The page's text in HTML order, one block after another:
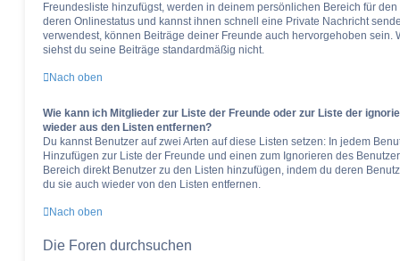
Freundesliste hinzufügst, werden in deinem persönlichen Bereich für
deren Onlinestatus und kannst ihnen schnell eine Private Nachricht
verwendest, können Beiträge deiner Freunde auch hervorgehoben sein.
siehst du seine Beiträge standardmäßig nicht.
Nach oben
Wie kann ich Mitglieder zur Liste der Freunde oder zur Liste der
wieder aus den Listen entfernen?
Du kannst Benutzer auf zwei Arten auf diese Listen setzen: In jedem
Hinzufügen zur Liste der Freunde und einen zum Ignorieren des
Bereich direkt Benutzer zu den Listen hinzufügen, indem du deren
du sie auch wieder von den Listen entfernen.
Nach oben
Die Foren durchsuchen